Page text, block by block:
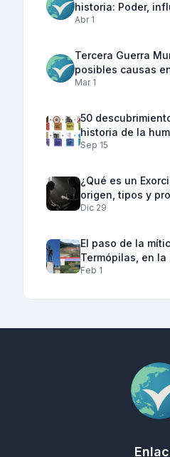
historia: Poder,
Abr 1
Tercera Guerra
posibles causas
Mar 1
50
historia de la
Sep 15
¿Qué es un
origen, tipos y
Dic 29
El paso de la
Termópilas, en
Feb 1